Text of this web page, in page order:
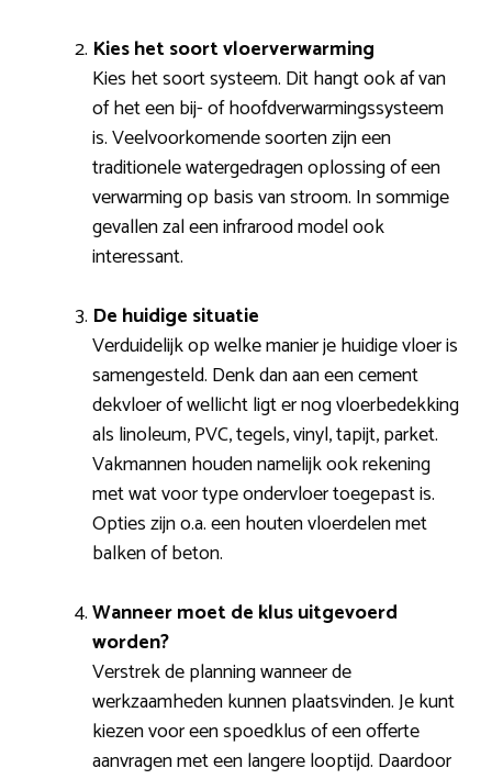
Kies het soort vloerverwarming
Kies het soort systeem. Dit hangt ook af van
of het een bij- of hoofdverwarmingssysteem
is. Veelvoorkomende soorten zijn een
traditionele watergedragen oplossing of een
verwarming op basis van stroom. In sommige
gevallen zal een infrarood model ook
interessant.
De huidige situatie
Verduidelijk op welke manier je huidige vloer is
samengesteld. Denk dan aan een cement
dekvloer of wellicht ligt er nog vloerbedekking
als linoleum, PVC, tegels, vinyl, tapijt, parket.
Vakmannen houden namelijk ook rekening
met wat voor type ondervloer toegepast is.
Opties zijn o.a. een houten vloerdelen met
balken of beton.
Wanneer moet de klus uitgevoerd
worden?
Verstrek de planning wanneer de
werkzaamheden kunnen plaatsvinden. Je kunt
kiezen voor een spoedklus of een offerte
aanvragen met een langere looptijd. Daardoor